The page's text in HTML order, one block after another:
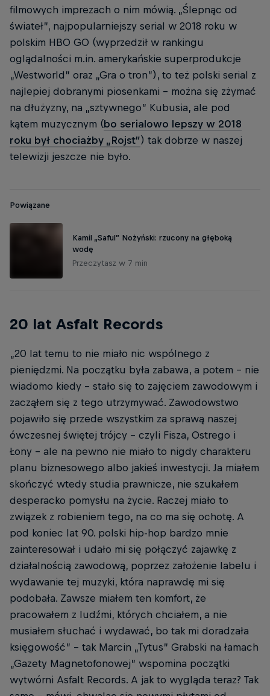
filmowych imprezach o nim mówią. „Ślepnąc od
świateł”, najpopularniejszy serial w 2018 roku w
polskim HBO GO (wyprzedził w rankingu
oglądalności m.in. amerykańskie superprodukcje
„Westworld” oraz „Gra o tron”), to też polski serial z
najlepiej dobranymi piosenkami – można się zżymać
na dłużyzny, na „sztywnego” Kubusia, ale pod
kątem muzycznym (bo serialowo lepszy w 2018
roku był chociażby „Rojst”) tak dobrze w naszej
telewizji jeszcze nie było.
Powiązane
Kamil „Saful” Nożyński: rzucony na głęboką
wodę
Przeczytasz w 7 min
20 lat Asfalt Records
„20 lat temu to nie miało nic wspólnego z
pieniędzmi. Na początku była zabawa, a potem – nie
wiadomo kiedy – stało się to zajęciem zawodowym i
zacząłem się z tego utrzymywać. Zawodowstwo
pojawiło się przede wszystkim za sprawą naszej
ówczesnej świętej trójcy – czyli Fisza, Ostrego i
Łony – ale na pewno nie miało to nigdy charakteru
planu biznesowego albo jakieś inwestycji. Ja miałem
skończyć wtedy studia prawnicze, nie szukałem
desperacko pomysłu na życie. Raczej miało to
związek z robieniem tego, na co ma się ochotę. A
pod koniec lat 90. polski hip-hop bardzo mnie
zainteresował i udało mi się połączyć zajawkę z
działalnością zawodową, poprzez założenie labelu i
wydawanie tej muzyki, która naprawdę mi się
podobała. Zawsze miałem ten komfort, że
pracowałem z ludźmi, których chciałem, a nie
musiałem słuchać i wydawać, bo tak mi doradzała
księgowość” – tak Marcin „Tytus” Grabski na łamach
„Gazety Magnetofonowej” wspomina początki
wytwórni Asfalt Records. A jak to wygląda teraz? Tak